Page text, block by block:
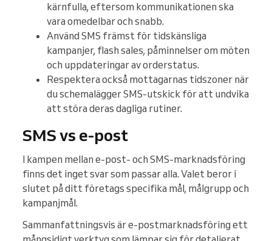
kärnfulla, eftersom kommunikationen ska
vara omedelbar och snabb.
Använd SMS främst för tidskänsliga
kampanjer, flash sales, påminnelser om möten
och uppdateringar av orderstatus.
Respektera också mottagarnas tidszoner när
du schemalägger SMS-utskick för att undvika
att störa deras dagliga rutiner.
SMS vs e-post
I kampen mellan e-post- och SMS-marknadsföring
finns det inget svar som passar alla. Valet beror i
slutet på ditt företags specifika mål, målgrupp och
kampanjmål.
Sammanfattningsvis är e-postmarknadsföring ett